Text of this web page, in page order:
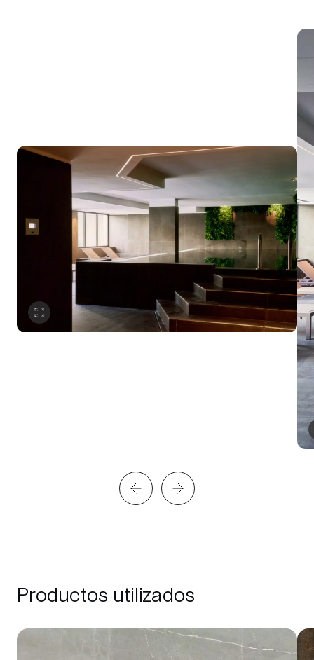
Productos utilizados